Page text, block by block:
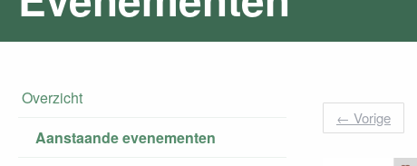
Overzicht
Aanstaande evenementen
← Vorige